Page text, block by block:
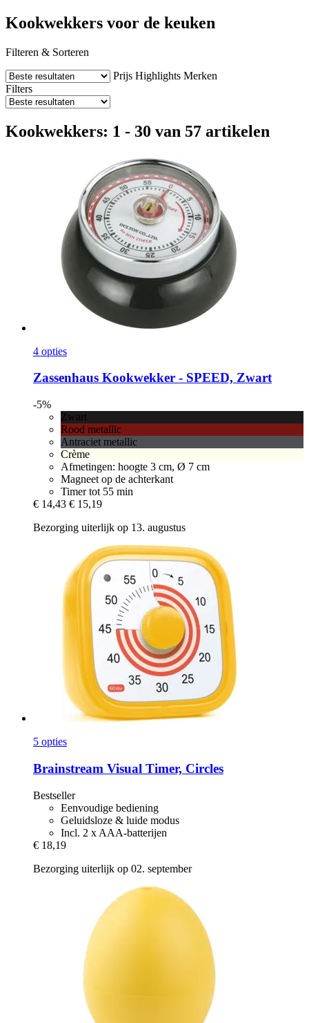
Kookwekkers voor de keuken
Filteren & Sorteren
Prijs Highlights Merken
Filters
Kookwekkers: 1 - 30 van 57 artikelen
4 opties
Zassenhaus Kookwekker -​ SPEED, Zwart
-5%
Zwart
Rood metallic
Antraciet metallic
Crème
Afmetingen: hoogte 3 cm, Ø 7 cm
Magneet op de achterkant
Timer tot 55 min
€ 14,43 € 15,19
Bezorging uiterlijk op 13. augustus
5 opties
Brainstream Visual Timer, Circles
Bestseller
Eenvoudige bediening
Geluidsloze & luide modus
Incl. 2 x AAA-batterijen
€ 18,19
Bezorging uiterlijk op 02. september